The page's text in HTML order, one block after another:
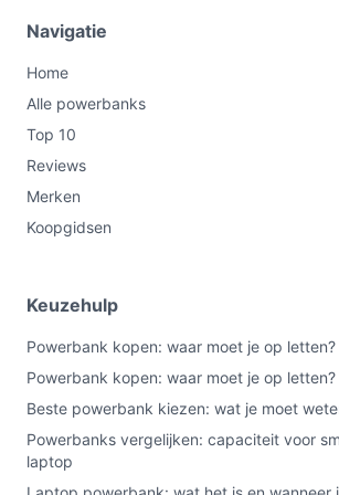
keer op te laden; handig voor een
stopcontact.
22,5 W vermogen:
ondersteund wordt; controleer in
uitgang(en).
Aantal outputs: 2:
vermeld; let erop of draadloos
Draadloos opladen:
zonder kabel bijladen; controleer of
telefoonhoes dat ondersteunt.
LED-display:toont de resterende
je beter kunt plannen wanneer
Inclusief kabel:je ontvangt ten
bij de powerbank voor direct
Navigatie
Home
Alle powerbanks
Top 10
Reviews
Merken
Koopgidsen
Keuzehulp
Powerbank kopen: waar moet je op letten?
Powerbank kopen: waar moet je op letten?
Beste powerbank kiezen: wat je moet
Powerbanks vergelijken: capaciteit voor
laptop